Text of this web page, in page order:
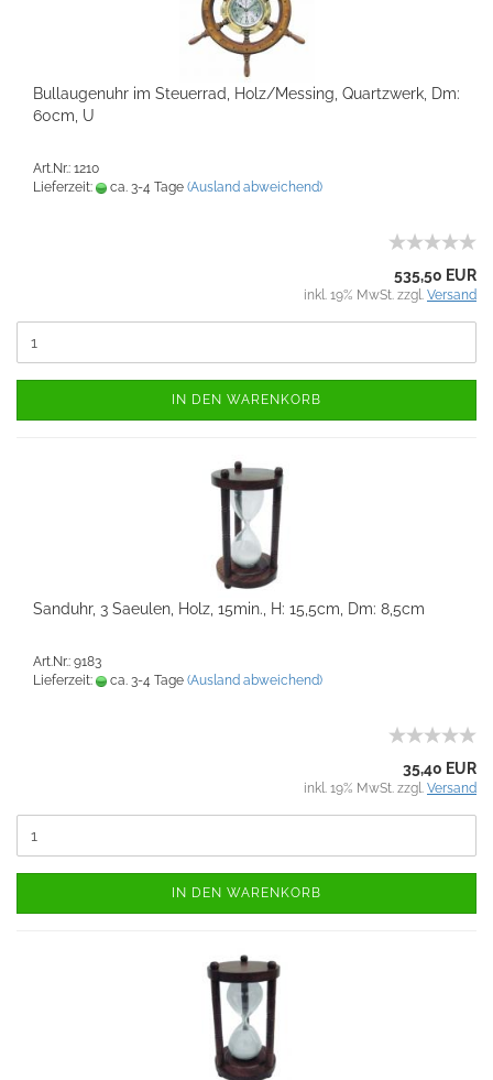
Bullaugenuhr im Steuerrad, Holz/Messing, Quartzwerk, Dm:
60cm, U
Art.Nr.: 1210
Lieferzeit:
ca. 3-4 Tage (Ausland abweichend)
535,50 EUR
inkl. 19% MwSt. zzgl. Versand
IN DEN WARENKORB
Sanduhr, 3 Saeulen, Holz, 15min., H: 15,5cm, Dm: 8,5cm
Art.Nr.: 9183
Lieferzeit:
ca. 3-4 Tage (Ausland abweichend)
35,40 EUR
inkl. 19% MwSt. zzgl. Versand
IN DEN WARENKORB